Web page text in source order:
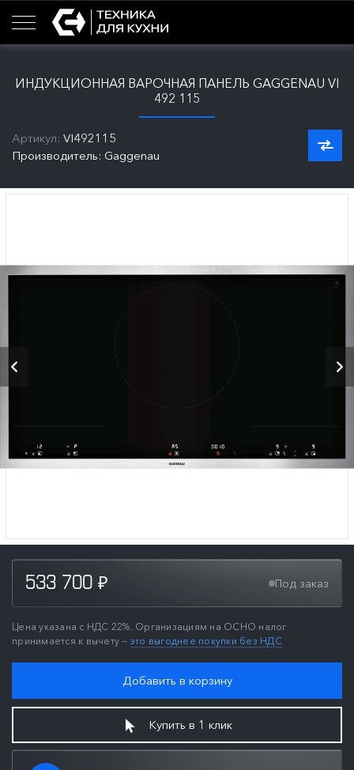
ИНДУКЦИОННАЯ ВАРОЧНАЯ ПАНЕЛЬ GAGGENAU VI
492 115
Артикул: VI492115
Производитель: Gaggenau
533 700 ₽ Под заказ
Цена указана с НДС 22%. Организациям на ОСНО налог
принимается к вычету — это выгоднее покупки без НДС
Добавить в корзину
Купить в 1 клик